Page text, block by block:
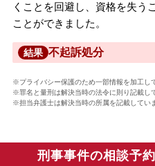
くことを回避し、資格を失う
ことができました。
結果 不起訴処分
※プライバシー保護のため一部情報を加工し
※罪名と量刑は解決当時の法令に則り記載し
※担当弁護士は解決当時の所属を記載してい
刑事事件の相談予